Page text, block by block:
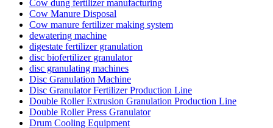
Cow dung fertilizer manufacturing
Cow Manure Disposal
Cow manure fertilizer making system
dewatering machine
digestate fertilizer granulation
disc biofertilizer granulator
disc granulating machines
Disc Granulation Machine
Disc Granulator Fertilizer Production Line
Double Roller Extrusion Granulation Production Line
Double Roller Press Granulator
Drum Cooling Equipment